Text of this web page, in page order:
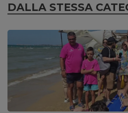
DALLA STESSA